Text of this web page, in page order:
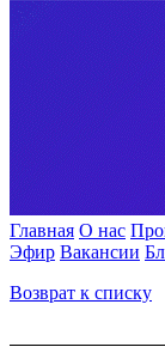
Главная О нас
Эфир Вакансии
Возврат к списку